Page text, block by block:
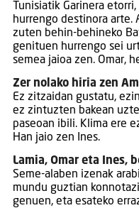
Tunisiatik Garinera
hurrengo destinora arte.
zuten behin-behineko
genituen hurrengo sei
semea jaioa zen. Omar,
Zer nolako hiria zen
Ez zitzaidan gustatu,
ez zintuzten bakean
paseoan ibili. Klima ere
Han jaio zen Ines.
Lamia, Omar eta Ines,
Seme-alaben izenak
mundu guztian
genuen, eta esateko